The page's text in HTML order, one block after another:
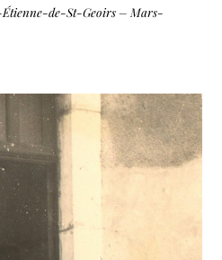
Étienne-de-St-Geoirs – Mars-